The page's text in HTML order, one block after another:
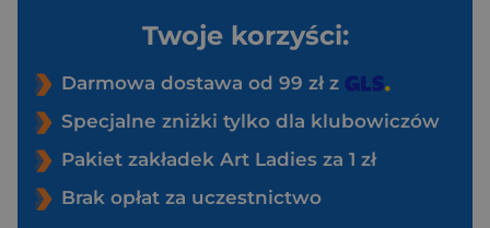
Twoje korzyści:
Darmowa dostawa od 99 zł z
Specjalne zniżki tylko dla klubowiczów
Pakiet zakładek Art Ladies za 1 zł
Brak opłat za uczestnictwo